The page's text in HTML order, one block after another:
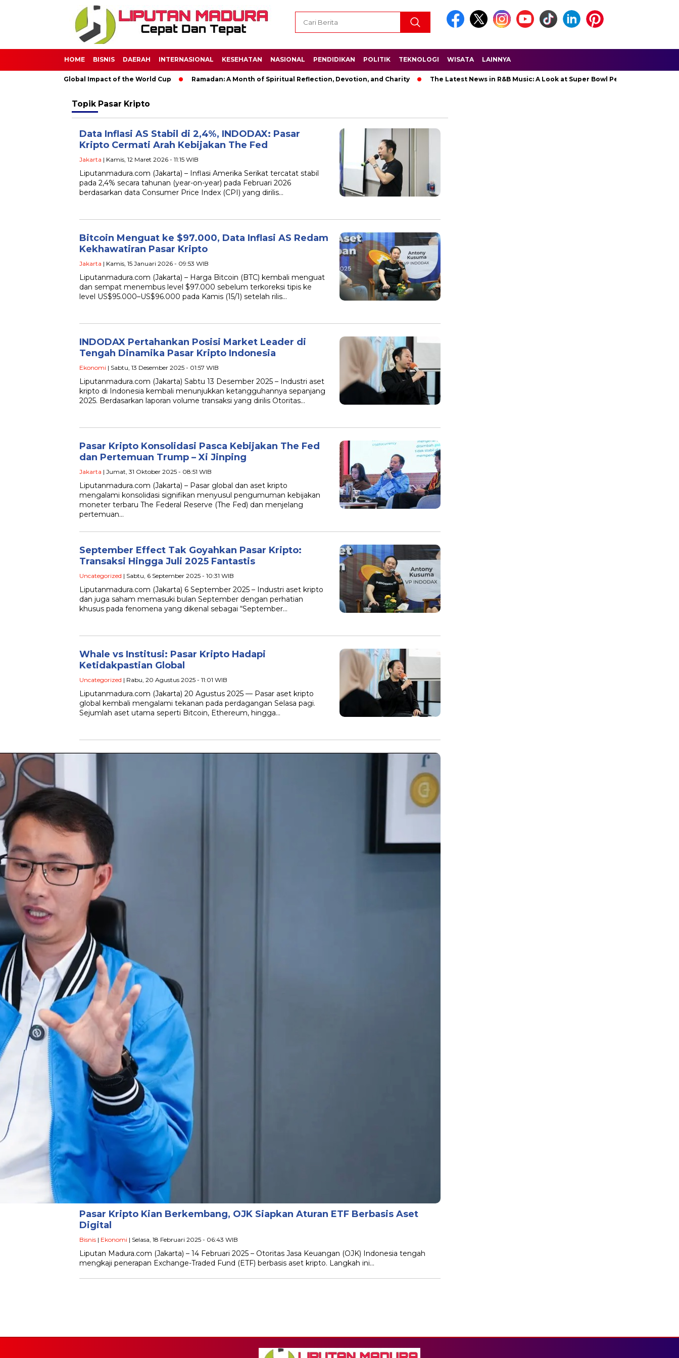
HOME BISNIS DAERAH INTERNASIONAL KESEHATAN NASIONAL PENDIDIKAN POLITIK TEKNOLOGI WISATA LAINNYA
The Global Impact of the World Cup Ramadan: A Month of Spiritual Reflection, Devotion, and Charity The Latest News in R&B Music: A Look at Super Bowl Performances, New
Topik Pasar Kripto
Data Inflasi AS Stabil di 2,4%, INDODAX: Pasar
Kripto Cermati Arah Kebijakan The Fed
Jakarta | Kamis, 12 Maret 2026 - 11:15 WIB
Liputanmadura.com (Jakarta) – Inflasi Amerika Serikat tercatat stabil
pada 2,4% secara tahunan (year-on-year) pada Februari 2026
berdasarkan data Consumer Price Index (CPI) yang dirilis…
Bitcoin Menguat ke $97.000, Data Inflasi AS Redam
Kekhawatiran Pasar Kripto
Jakarta | Kamis, 15 Januari 2026 - 09:53 WIB
Liputanmadura.com (Jakarta) – Harga Bitcoin (BTC) kembali menguat
dan sempat menembus level $97.000 sebelum terkoreksi tipis ke
level US$95.000–US$96.000 pada Kamis (15/1) setelah rilis…
INDODAX Pertahankan Posisi Market Leader di
Tengah Dinamika Pasar Kripto Indonesia
Ekonomi | Sabtu, 13 Desember 2025 - 01:57 WIB
Liputanmadura.com (Jakarta) Sabtu 13 Desember 2025 – Industri aset
kripto di Indonesia kembali menunjukkan ketangguhannya sepanjang
2025. Berdasarkan laporan volume transaksi yang dirilis Otoritas…
Pasar Kripto Konsolidasi Pasca Kebijakan The Fed
dan Pertemuan Trump – Xi Jinping
Jakarta | Jumat, 31 Oktober 2025 - 08:51 WIB
Liputanmadura.com (Jakarta) – Pasar global dan aset kripto
mengalami konsolidasi signifikan menyusul pengumuman kebijakan
moneter terbaru The Federal Reserve (The Fed) dan menjelang
pertemuan…
September Effect Tak Goyahkan Pasar Kripto:
Transaksi Hingga Juli 2025 Fantastis
Uncategorized | Sabtu, 6 September 2025 - 10:31 WIB
Liputanmadura.com (Jakarta) 6 September 2025 – Industri aset kripto
dan juga saham memasuki bulan September dengan perhatian
khusus pada fenomena yang dikenal sebagai “September…
Whale vs Institusi: Pasar Kripto Hadapi
Ketidakpastian Global
Uncategorized | Rabu, 20 Agustus 2025 - 11:01 WIB
Liputanmadura.com (Jakarta) 20 Agustus 2025 — Pasar aset kripto
global kembali mengalami tekanan pada perdagangan Selasa pagi.
Sejumlah aset utama seperti Bitcoin, Ethereum, hingga…
Pasar Kripto Kian Berkembang, OJK Siapkan Aturan ETF Berbasis Aset
Digital
Bisnis | Ekonomi | Selasa, 18 Februari 2025 - 06:43 WIB
Liputan Madura.com (Jakarta) – 14 Februari 2025 – Otoritas Jasa Keuangan (OJK) Indonesia tengah
mengkaji penerapan Exchange-Traded Fund (ETF) berbasis aset kripto. Langkah ini…